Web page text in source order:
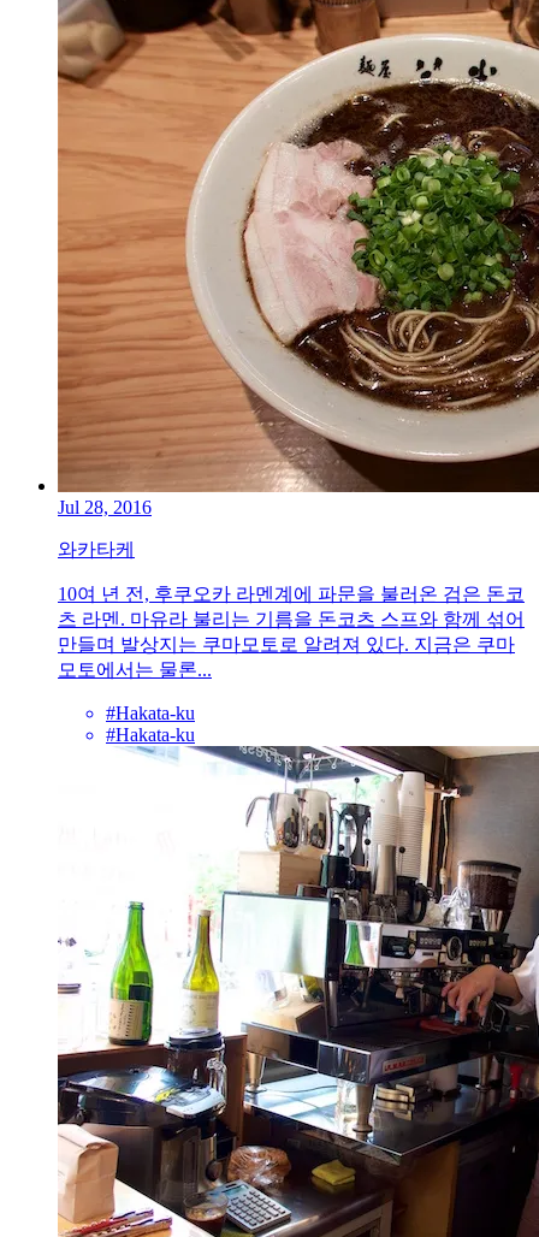
Jul 28, 2016
와카타케
10여 년 전, 후쿠오카 라멘계에 파문을 불러온 검은 돈코
츠 라멘. 마유라 불리는 기름을 돈코츠 스프와 함께 섞어
만들며 발상지는 쿠마모토로 알려져 있다. 지금은 쿠마
모토에서는 물론...
#Hakata-ku
#Hakata-ku